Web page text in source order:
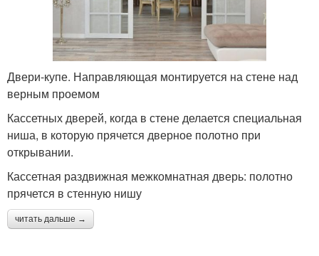
Двери-купе. Направляющая монтируется на стене над
верным проемом
Кассетных дверей, когда в стене делается специальная
ниша, в которую прячется дверное полотно при
открывании.
Кассетная раздвижная межкомнатная дверь: полотно
прячется в стенную нишу
читать дальше →